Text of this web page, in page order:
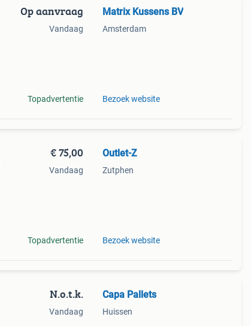
Op aanvraag
Vandaag
Topadvertentie
Matrix Kussens BV
Amsterdam
Bezoek website
€ 75,00
Vandaag
Topadvertentie
Outlet-Z
Zutphen
Bezoek website
N.o.t.k.
Vandaag
Capa Pallets
Huissen